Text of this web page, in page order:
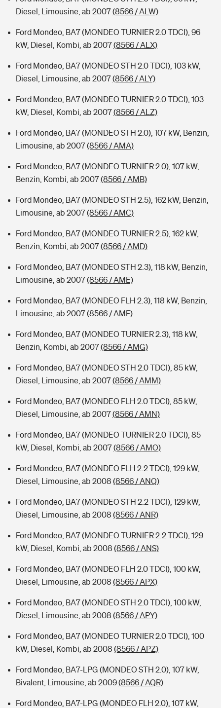
Diesel, Limousine, ab 2007(8566 / ALW)
Ford Mondeo, BA7 (MONDEO TURNIER 2.0 TDCI), 96
kW, Diesel, Kombi, ab 2007(8566 / ALX)
Ford Mondeo, BA7 (MONDEO STH 2.0 TDCI), 103 kW,
Diesel, Limousine, ab 2007(8566 / ALY)
Ford Mondeo, BA7 (MONDEO TURNIER 2.0 TDCI), 103
kW, Diesel, Kombi, ab 2007(8566 / ALZ)
Ford Mondeo, BA7 (MONDEO STH 2.0), 107 kW, Benzin,
Limousine, ab 2007(8566 / AMA)
Ford Mondeo, BA7 (MONDEO TURNIER 2.0), 107 kW,
Benzin, Kombi, ab 2007(8566 / AMB)
Ford Mondeo, BA7 (MONDEO STH 2.5), 162 kW, Benzin,
Limousine, ab 2007(8566 / AMC)
Ford Mondeo, BA7 (MONDEO TURNIER 2.5), 162 kW,
Benzin, Kombi, ab 2007(8566 / AMD)
Ford Mondeo, BA7 (MONDEO STH 2.3), 118 kW, Benzin,
Limousine, ab 2007(8566 / AME)
Ford Mondeo, BA7 (MONDEO FLH 2.3), 118 kW, Benzin,
Limousine, ab 2007(8566 / AMF)
Ford Mondeo, BA7 (MONDEO TURNIER 2.3), 118 kW,
Benzin, Kombi, ab 2007(8566 / AMG)
Ford Mondeo, BA7 (MONDEO STH 2.0 TDCI), 85 kW,
Diesel, Limousine, ab 2007(8566 / AMM)
Ford Mondeo, BA7 (MONDEO FLH 2.0 TDCI), 85 kW,
Diesel, Limousine, ab 2007(8566 / AMN)
Ford Mondeo, BA7 (MONDEO TURNIER 2.0 TDCI), 85
kW, Diesel, Kombi, ab 2007(8566 / AMO)
Ford Mondeo, BA7 (MONDEO FLH 2.2 TDCI), 129 kW,
Diesel, Limousine, ab 2008 (8566 / ANQ)
Ford Mondeo, BA7 (MONDEO STH 2.2 TDCI), 129 kW,
Diesel, Limousine, ab 2008 (8566 / ANR)
Ford Mondeo, BA7 (MONDEO TURNIER 2.2 TDCI), 129
kW, Diesel, Kombi, ab 2008 (8566 / ANS)
Ford Mondeo, BA7 (MONDEO FLH 2.0 TDCI), 100 kW,
Diesel, Limousine, ab 2008 (8566 / APX)
Ford Mondeo, BA7 (MONDEO STH 2.0 TDCI), 100 kW,
Diesel, Limousine, ab 2008 (8566 / APY)
Ford Mondeo, BA7 (MONDEO TURNIER 2.0 TDCI), 100
kW, Diesel, Kombi, ab 2008 (8566 / APZ)
Ford Mondeo, BA7-LPG (MONDEO STH 2.0), 107 kW,
Bivalent, Limousine, ab 2009(8566 / AQR)
Ford Mondeo, BA7-LPG (MONDEO FLH 2.0), 107 kW,